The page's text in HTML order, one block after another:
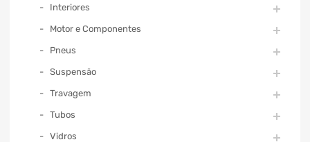
Interiores
Motor e Componentes
Pneus
Suspensão
Travagem
Tubos
Vidros